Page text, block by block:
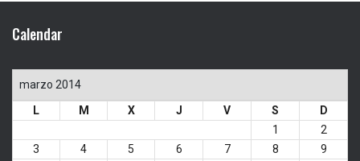
Calendar
marzo 2014
L
M X J V S
D
1
2
3
4 5 6 7 8
9